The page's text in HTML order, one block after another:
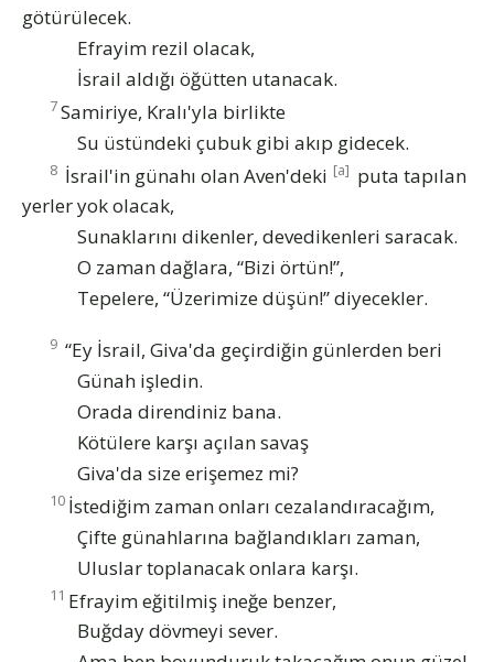
götürülecek.
Efrayim rezil olacak,
İsrail aldığı öğütten utanacak.
7Samiriye, Kralı'yla birlikte
Su üstündeki çubuk gibi akıp gidecek.
8 İsrail'in günahı olan Aven'deki [a] puta tapılan
yerler yok olacak,
Sunaklarını dikenler, devedikenleri saracak.
O zaman dağlara, “Bizi örtün!”,
Tepelere, “Üzerimize düşün!” diyecekler.
9 “Ey İsrail, Giva'da geçirdiğin günlerden beri
Günah işledin.
Orada direndiniz bana.
Kötülere karşı açılan savaş
Giva'da size erişemez mi?
10 İstediğim zaman onları cezalandıracağım,
Çifte günahlarına bağlandıkları zaman,
Uluslar toplanacak onlara karşı.
11 Efrayim eğitilmiş ineğe benzer,
Buğday dövmeyi sever.